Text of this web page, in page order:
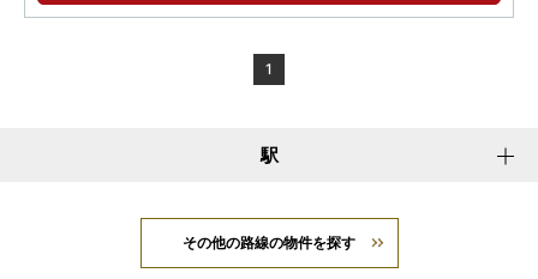
レジデンス
標高約３７ｍの高台と周辺の住宅エリアが実現
1
駅
その他の路線の物件を探す